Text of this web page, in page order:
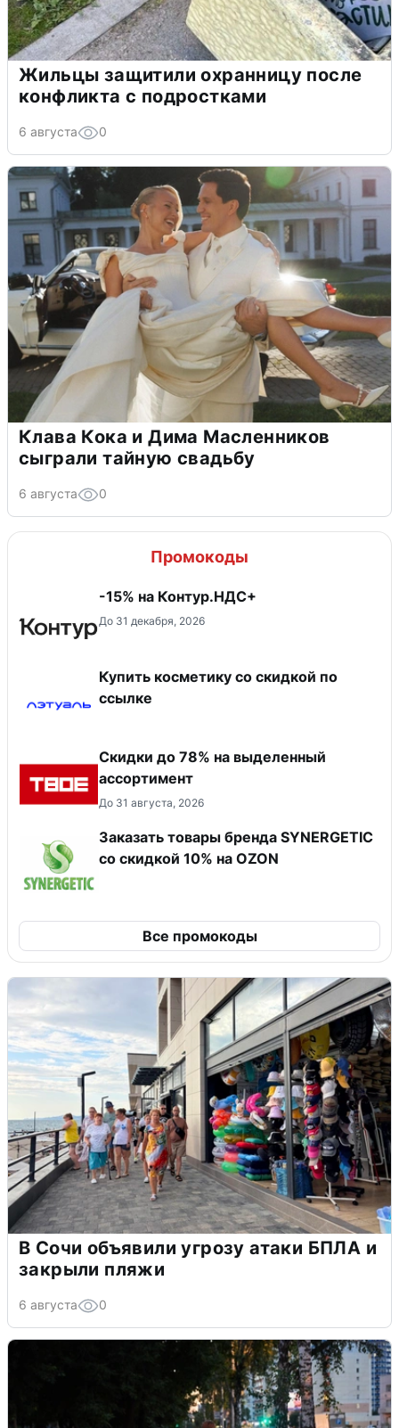
Жильцы защитили охранницу после
конфликта с подростками
6 августа 0
Клава Кока и Дима Масленников
сыграли тайную свадьбу
6 августа 0
Промокоды
-15% на Контур.НДС+
До 31 декабря, 2026
Купить косметику со скидкой по
ссылке
Скидки до 78% на выделенный
ассортимент
До 31 августа, 2026
Заказать товары бренда SYNERGETIC
со скидкой 10% на OZON
Все промокоды
В Сочи объявили угрозу атаки БПЛА и
закрыли пляжи
6 августа 0